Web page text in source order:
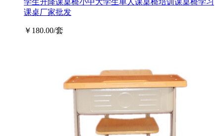
学生升降课桌椅小中大学生单人课桌椅培训课桌椅学习
课桌厂家批发
￥180.00/套